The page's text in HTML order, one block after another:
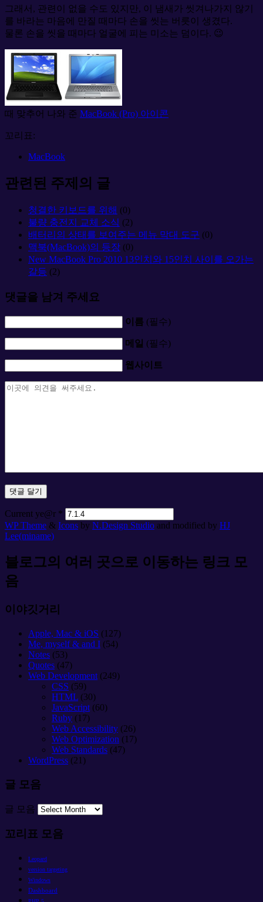
그래서, 관련이 없을 수도 있지만, 이 냄새가 씻겨나가지 않기
를 바라는 마음에 만질 때마다 손을 씻는 버릇이 생겼다.
물론 손을 씻을 때마다 얼굴에 피는 미소는 덤이다. 😉
때 맞추어 나와 준 MacBook (Pro) 아이콘
꼬리표:
MacBook
관련된 주제의 글
청결한 키보드를 위해 (0)
불량 충전지 교체 소식 (2)
배터리의 상태를 보여주는 메뉴 막대 도구 (0)
맥북(MacBook)의 등장 (0)
New MacBook Pro 2010 13인치와 15인치 사이를 오가는
갈등 (2)
댓글을 남겨 주세요
이름 (필수)
메일 (필수)
웹사이트
Current ye@r *
WP Theme & Icons by N.Design Studio and modified by HJ
Lee(miname)
블로그의 여러 곳으로 이동하는 링크 모
음
이야깃거리
Apple, Mac & iOS (127)
Me, myself & and I (54)
Notes (53)
Quotes (47)
Web Development (249)
CSS (59)
HTML (30)
JavaScript (60)
Ruby (17)
Web Accessibility (26)
Web Optimization (17)
Web Standards (47)
WordPress (21)
글 모음
글 모음
꼬리표 모음
Leopard
version targeting
Windows
Dashboard